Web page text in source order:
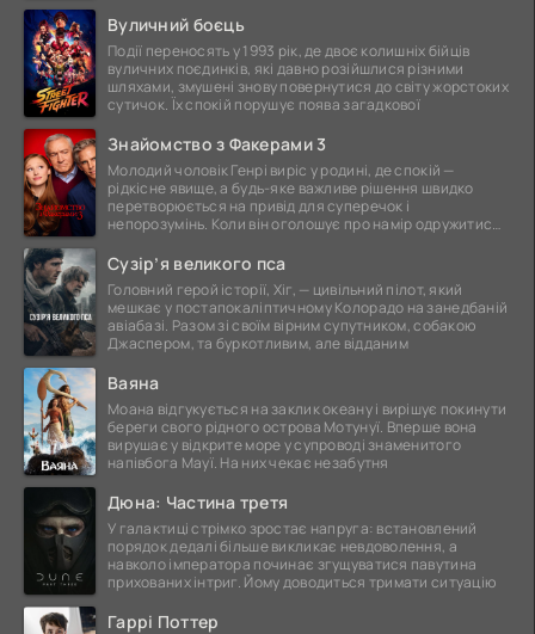
Вуличний боєць
Події переносять у 1993 рік, де двоє колишніх бійців
вуличних поєдинків, які давно розійшлися різними
шляхами, змушені знову повернутися до світу жорстоких
сутичок. Їх спокій порушує поява загадкової
Знайомство з Факерами 3
Молодий чоловік Генрі виріс у родині, де спокій —
рідкісне явище, а будь-яке важливе рішення швидко
перетворюється на привід для суперечок і
непорозумінь. Коли він оголошує про намір одружитися,
Сузір’я великого пса
Головний герой історії, Хіг, — цивільний пілот, який
мешкає у постапокаліптичному Колорадо на занедбаній
авіабазі. Разом зі своїм вірним супутником, собакою
Джаспером, та буркотливим, але відданим
Ваяна
Моана відгукується на заклик океану і вирішує покинути
береги свого рідного острова Мотунуї. Вперше вона
вирушає у відкрите море у супроводі знаменитого
напівбога Мауї. На них чекає незабутня
Дюна: Частина третя
У галактиці стрімко зростає напруга: встановлений
порядок дедалі більше викликає невдоволення, а
навколо імператора починає згущуватися павутина
прихованих інтриг. Йому доводиться тримати ситуацію
Гаррі Поттер